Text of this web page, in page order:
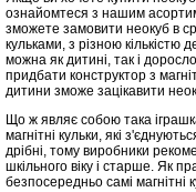
ознайомтеся з нашим
зможете замовити неокуб в
кульками, з різною кількістю
можна як дитині, так і
придбати конструктор з
дитини зможе зацікавити
Що ж являє собою така
магнітні кульки, які
дрібні, тому виробники
шкільного віку і старше. Як
безпосередньо самі магнітні